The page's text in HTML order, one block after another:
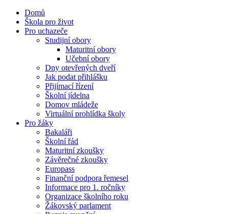
Domů
Škola pro život
Pro uchazeče
Studijní obory
Maturitní obory
Učební obory
Dny otevřených dveří
Jak podat přihlášku
Přijímací řízení
Školní jídelna
Domov mládeže
Virtuální prohlídka školy
Pro žáky
Bakaláři
Školní řád
Maturitní zkoušky
Závěrečné zkoušky
Europass
Finanční podpora řemesel
Informace pro 1. ročníky
Organizace školního roku
Žákovský parlament